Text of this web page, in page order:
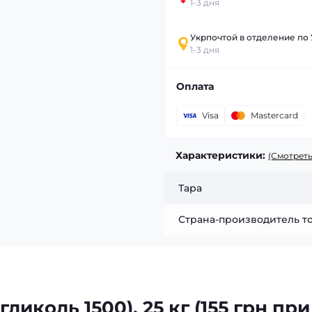
1-3 дня
Укрпочтой в отделение по
1-3 дня
Оплата
Visa Mastercard
Характеристики:
Тара
Страна-производитель